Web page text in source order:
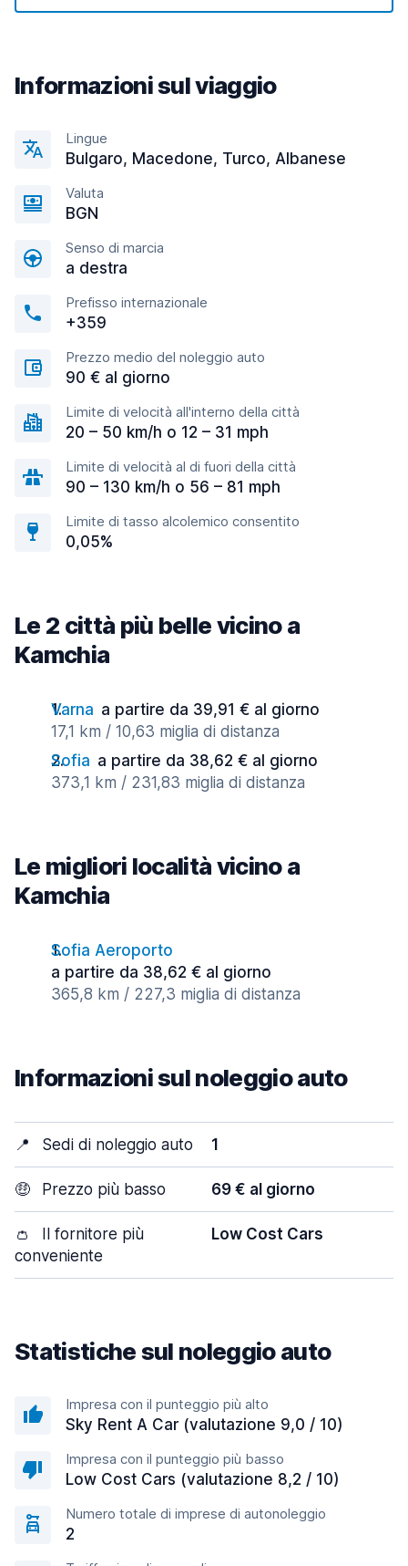
Informazioni sul viaggio
Lingue
Bulgaro, Macedone, Turco, Albanese
Valuta
BGN
Senso di marcia
a destra
Prefisso internazionale
+359
Prezzo medio del noleggio auto
90 € al giorno
Limite di velocità all'interno della città
20 – 50 km/h o 12 – 31 mph
Limite di velocità al di fuori della città
90 – 130 km/h o 56 – 81 mph
Limite di tasso alcolemico consentito
0,05%
Le 2 città più belle vicino a
Kamchia
Varna a partire da 39,91 € al giorno
17,1 km / 10,63 miglia di distanza
Sofia a partire da 38,62 € al giorno
373,1 km / 231,83 miglia di distanza
Le migliori località vicino a
Kamchia
Sofia Aeroporto
a partire da 38,62 € al giorno
365,8 km / 227,3 miglia di distanza
Informazioni sul noleggio auto
📍 Sedi di noleggio auto 1
🤑 Prezzo più basso 69 € al giorno
👛
Il fornitore più
conveniente
Low Cost Cars
Statistiche sul noleggio auto
Impresa con il punteggio più alto
Sky Rent A Car (valutazione 9,0 / 10)
Impresa con il punteggio più basso
Low Cost Cars (valutazione 8,2 / 10)
Numero totale di imprese di autonoleggio
2